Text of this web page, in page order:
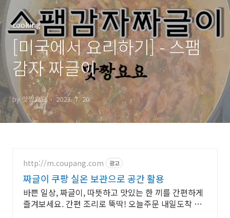
cooking
[미국에서 요리하기] - 스팸
감자 짜글이
by 맛짱요요 2023. 7. 20.
http://m.coupang.com 광고
짜글이 쿠팡 실온 보관으로 공간 활용
바쁜 일상, 짜글이, 따뜻하고 맛있는 한 끼를 간편하게
즐겨보세요. 간편 조리로 뚝딱! 오늘주문 내일도착 로